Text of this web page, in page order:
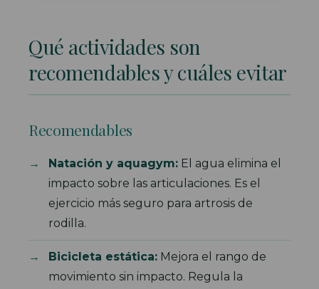
Qué actividades son
recomendables y cuáles evitar
Recomendables
Natación y aquagym: El agua elimina el
impacto sobre las articulaciones. Es el
ejercicio más seguro para artrosis de
rodilla.
Bicicleta estática: Mejora el rango de
movimiento sin impacto. Regula la